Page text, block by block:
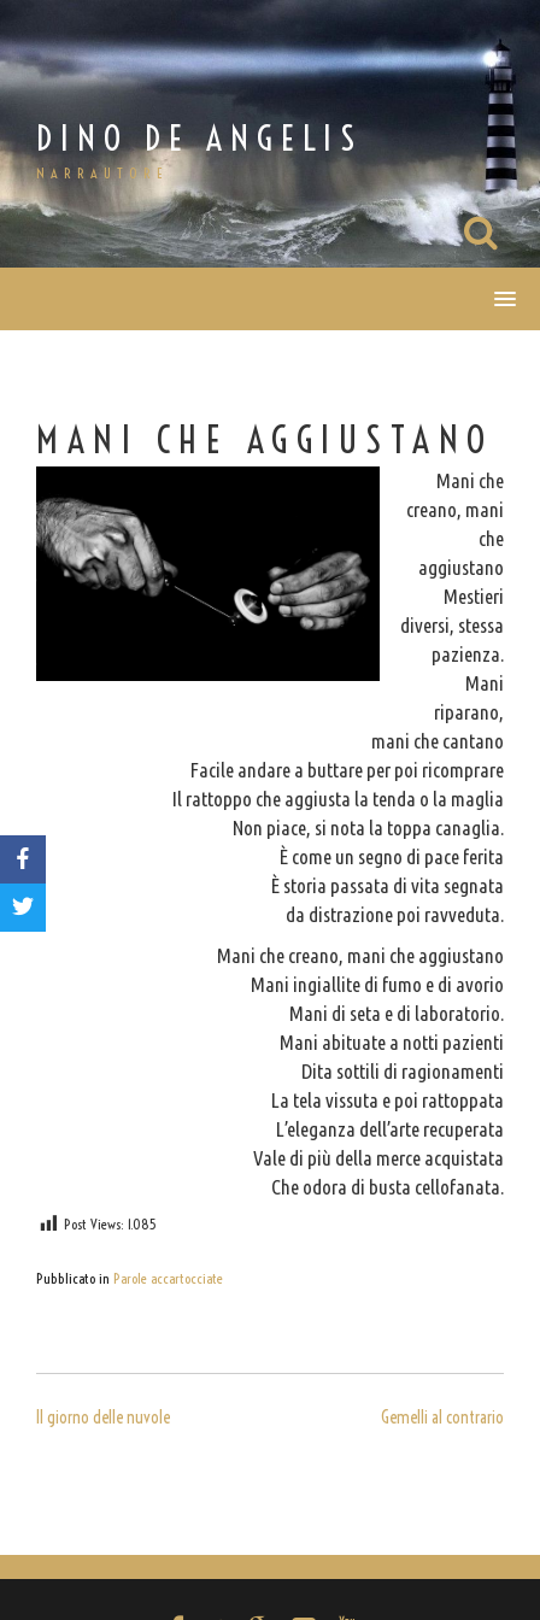
al
contenuto
DINO DE ANGELIS
NARRAUTORE
MANI CHE AGGIUSTANO
Mani che
creano, mani
che
aggiustano
Mestieri
diversi, stessa
pazienza.
Mani
riparano,
mani che cantano
Facile andare a buttare per poi ricomprare
Il rattoppo che aggiusta la tenda o la maglia
Non piace, si nota la toppa canaglia.
È come un segno di pace ferita
È storia passata di vita segnata
da distrazione poi ravveduta.
Mani che creano, mani che aggiustano
Mani ingiallite di fumo e di avorio
Mani di seta e di laboratorio.
Mani abituate a notti pazienti
Dita sottili di ragionamenti
La tela vissuta e poi rattoppata
L’eleganza dell’arte recuperata
Vale di più della merce acquistata
Che odora di busta cellofanata.
Post Views: 1.085
Pubblicato in Parole accartocciate
NAVIGAZIONE
Il giorno delle nuvole Gemelli al contrario